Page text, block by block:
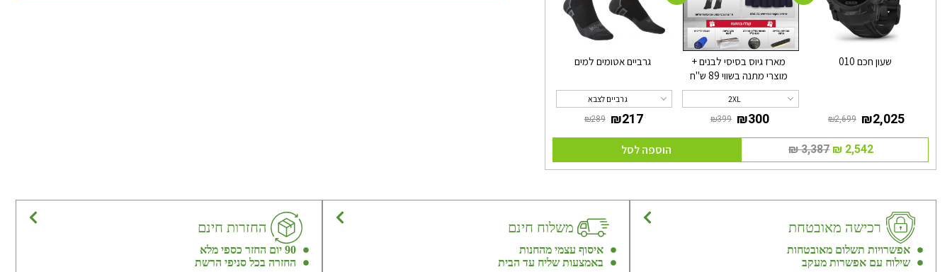
שעון חכם 010
‏2,699 ₪ ‏2,025 ₪
מארז גיוס בסיסי לבנים +
מוצרי מתנה בשווי 89 ש"ח
2XL
גרביים אטומים למים
גרביים לצבא
‏289 ₪ ‏217 ₪
‏3,387 ₪ הוספה לסל
רכישה מאובטחת
אפשרויות תשלום מאובטחות
שילוח עם אפשרות מעקב
משלוח חינם
איסוף עצמי מהחנות
באמצעות שליח עד הבית
החזרות חינם
90 יום החזר כספי מלא
החזרה בכל סניפי הרשת